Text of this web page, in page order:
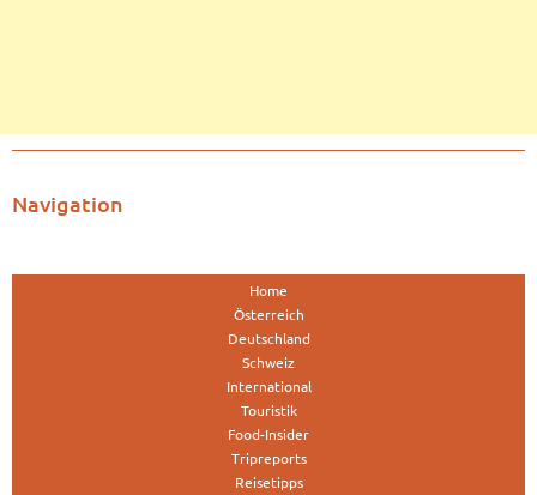
Navigation
Home
Österreich
Deutschland
Schweiz
International
Touristik
Food-Insider
Tripreports
Reisetipps